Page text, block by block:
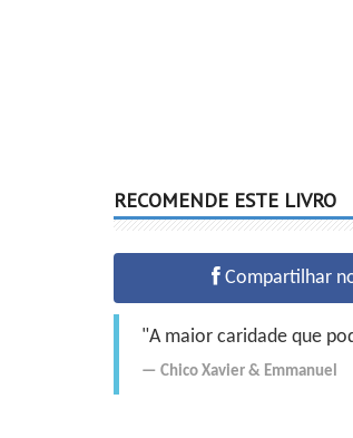
RECOMENDE ESTE LIVRO
Compartilhar
"A maior caridade que
Chico Xavier & Emmanuel